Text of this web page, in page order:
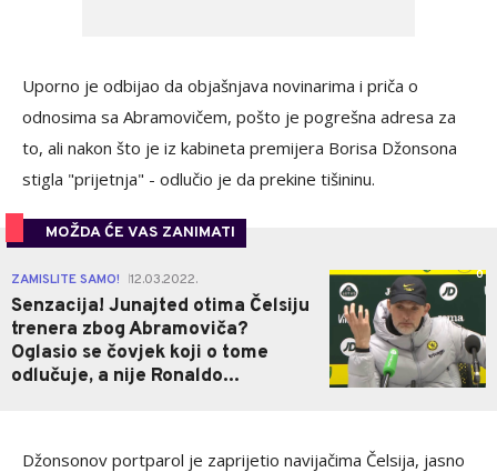
Uporno je odbijao da objašnjava novinarima i priča o
odnosima sa Abramovičem, pošto je pogrešna adresa za
to, ali nakon što je iz kabineta premijera Borisa Džonsona
stigla "prijetnja" - odlučio je da prekine tišininu.
MOŽDA ĆE VAS ZANIMATI
ZAMISLITE SAMO! 12.03.2022.
Senzacija! Junajted otima Čelsiju
trenera zbog Abramoviča?
Oglasio se čovjek koji o tome
odlučuje, a nije Ronaldo...
0
Džonsonov portparol je zaprijetio navijačima Čelsija, jasno